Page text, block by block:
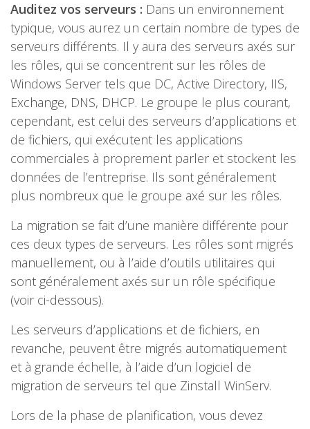
Auditez vos serveurs : Dans un environnement
typique, vous aurez un certain nombre de types de
serveurs différents. Il y aura des serveurs axés sur
les rôles, qui se concentrent sur les rôles de
Windows Server tels que DC, Active Directory, IIS,
Exchange, DNS, DHCP. Le groupe le plus courant,
cependant, est celui des serveurs d’applications et
de fichiers, qui exécutent les applications
commerciales à proprement parler et stockent les
données de l’entreprise. Ils sont généralement
plus nombreux que le groupe axé sur les rôles.
La migration se fait d’une manière différente pour
ces deux types de serveurs. Les rôles sont migrés
manuellement, ou à l’aide d’outils utilitaires qui
sont généralement axés sur un rôle spécifique
(voir ci-dessous).
Les serveurs d’applications et de fichiers, en
revanche, peuvent être migrés automatiquement
et à grande échelle, à l’aide d’un logiciel de
migration de serveurs tel que Zinstall WinServ.
Lors de la phase de planification, vous devez